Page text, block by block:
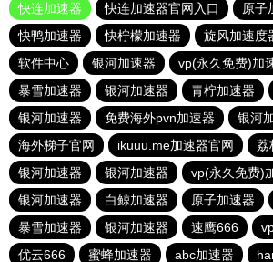
快连加速器
快连加速器官网入口
原子
快鸭加速器
快柠檬加速器 旋风加速度
软件中心
银河加速器 vp(永久免费)加
暴雪加速器
银河加速器 青柠加速器
银河加速器
免费海外pvn加速器
银河
海外梯子官网
ikuuu.me加速器官网
荔
银河加速器
银河加速器
vp(永久免费)
银河加速器
白鲸加速器 原子加速器
暴雪加速器
银河加速器 速鹰666
优云666
蜜蜂加速器 abc加速器